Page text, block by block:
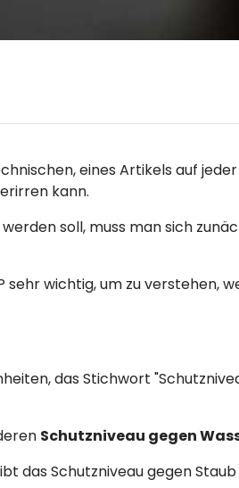
eines Artikels auf
kann.
soll, muss man sich
wichtig, um zu verstehen,
das Stichwort
Schutzniveau gegen
das Schutzniveau gegen